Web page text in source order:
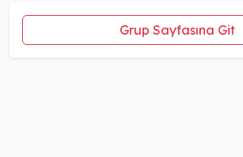
Grup Sayfasına Git